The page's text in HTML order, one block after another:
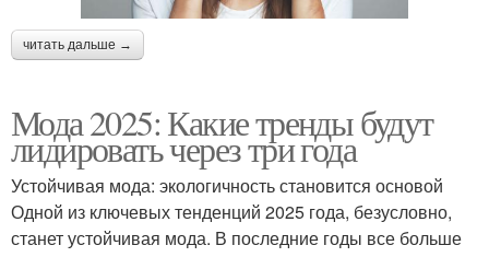
читать дальше →
Мода 2025: Какие тренды будут
лидировать через три года
Устойчивая мода: экологичность становится основой
Одной из ключевых тенденций 2025 года, безусловно,
станет устойчивая мода. В последние годы все больше